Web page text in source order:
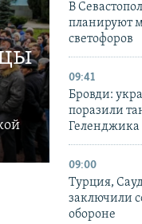
В
планируют
светофоров
09:41
Бровди:
поразили
Геленджика
09:00
Турция,
заключили
обороне